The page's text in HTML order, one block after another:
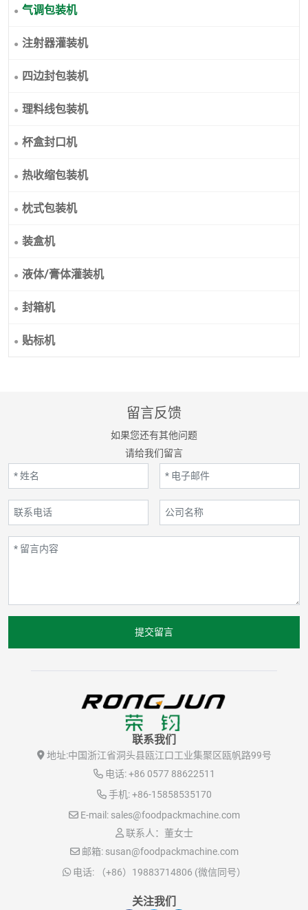
气调包装机
注射器灌装机
四边封包装机
理料线包装机
杯盒封口机
热收缩包装机
枕式包装机
装盒机
液体/膏体灌装机
封箱机
贴标机
留言反馈
如果您还有其他问题
请给我们留言
提交留言
联系我们
地址:中国浙江省洞头县瓯江口工业集聚区瓯帆路99号
电话: +86 0577 88622511
手机: +86-15858535170
E-mail: sales@foodpackmachine.com
联系人：董女士
邮箱: susan@foodpackmachine.com
电话:
（+86）19883714806 (微信同号）
关注我们